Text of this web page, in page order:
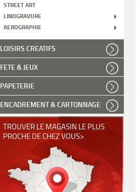
STREET ART
LINOGRAVURE
AEROGRAPHIE
LOISIRS CREATIFS
FETE & JEUX
PAPETERIE
ENCADREMENT & CARTONNAGE
TROUVER LE MAGASIN LE PLUS
PROCHE DE CHEZ VOUS>